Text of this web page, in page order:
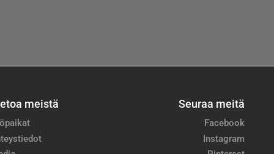
meistä Seuraa meitä
Facebook
Instagram